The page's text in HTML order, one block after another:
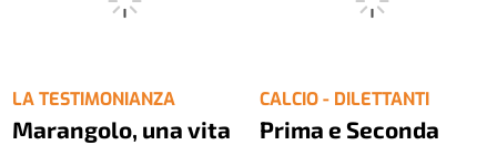
LA TESTIMONIANZA
Marangolo, una vita
CALCIO - DILETTANTI
Prima e Seconda